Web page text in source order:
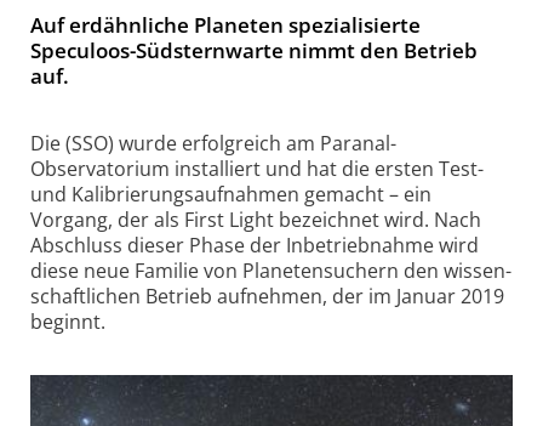
Auf erdähnliche Planeten spezialisierte
Speculoos-Südsternwarte nimmt den Betrieb
auf.
Die (SSO) wurde erfolgreich am Paranal-
Observatorium installiert und hat die ersten Test-
und Kalibrierungs­aufnahmen gemacht – ein
Vorgang, der als First Light bezeichnet wird. Nach
Abschluss dieser Phase der Inbetrieb­nahme wird
diese neue Familie von Planeten­suchern den wissen­
schaftlichen Betrieb aufnehmen, der im Januar 2019
beginnt.